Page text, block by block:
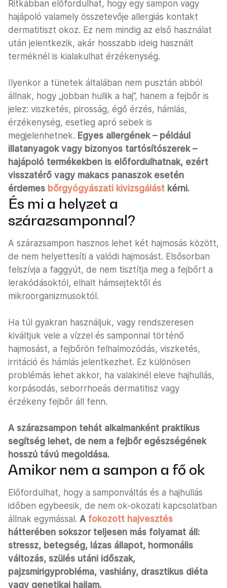
Ritkábban előfordulhat, hogy egy sampon vagy
hajápoló valamely összetevője allergiás kontakt
dermatitiszt okoz. Ez nem mindig az első használat
után jelentkezik, akár hosszabb ideig használt
terméknél is kialakulhat érzékenység.
Ilyenkor a tünetek általában nem pusztán abból
állnak, hogy „jobban hullik a haj”, hanem a fejbőr is
jelez: viszketés, pirosság, égő érzés, hámlás,
érzékenység, esetleg apró sebek is
megjelenhetnek. Egyes allergének – például
illatanyagok vagy bizonyos tartósítószerek –
hajápoló termékekben is előfordulhatnak, ezért
visszatérő vagy makacs panaszok esetén
érdemes bőrgyógyászati kivizsgálást kérni.
És mi a helyzet a
szárazsamponnal?
A szárazsampon hasznos lehet két hajmosás között,
de nem helyettesíti a valódi hajmosást. Elsősorban
felszívja a faggyút, de nem tisztítja meg a fejbőrt a
lerakódásoktól, elhalt hámsejtektől és
mikroorganizmusoktól.
Ha túl gyakran használjuk, vagy rendszeresen
kiváltjuk vele a vízzel és samponnal történő
hajmosást, a fejbőrön felhalmozódás, viszketés,
irritáció és hámlás jelentkezhet. Ez különösen
problémás lehet akkor, ha valakinél eleve hajhullás,
korpásodás, seborrhoeás dermatitisz vagy
érzékeny fejbőr áll fenn.
A szárazsampon tehát alkalmanként praktikus
segítség lehet, de nem a fejbőr egészségének
hosszú távú megoldása.
Amikor nem a sampon a fő ok
Előfordulhat, hogy a samponváltás és a hajhullás
időben egybeesik, de nem ok-okozati kapcsolatban
állnak egymással. A fokozott hajvesztés
hátterében sokszor teljesen más folyamat áll:
stressz, betegség, lázas állapot, hormonális
változás, szülés utáni időszak,
pajzsmirigyprobléma, vashiány, drasztikus diéta
vagy genetikai hajlam.